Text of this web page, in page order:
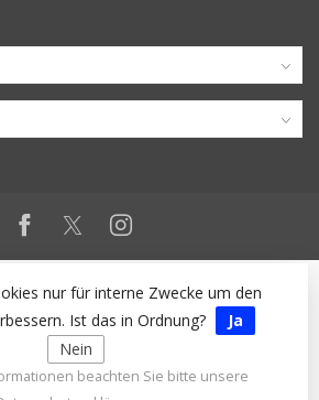
nur für interne Zwecke um den
Ist das in Ordnung?
Ja
Nein
beachten Sie bitte unsere